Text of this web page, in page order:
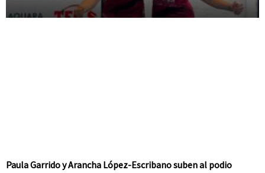
Paula Garrido y Arancha López-Escribano suben al podio